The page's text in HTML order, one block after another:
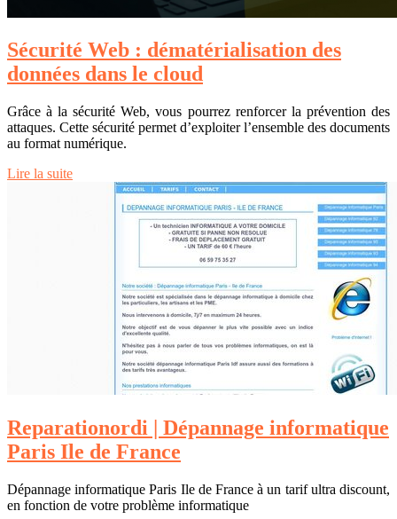
Sécurité Web : dématérialisation des
données dans le cloud
Grâce à la sécurité Web, vous pourrez renforcer la prévention des
attaques. Cette sécurité permet d’exploiter l’ensemble des documents
au format numérique.
Lire la suite
Reparatio­nor­di | Dépannage infor­mati­que
Paris Ile de France
Dépannage informatique Paris Ile de France à un tarif ultra discount,
en fonction de votre problème informatique